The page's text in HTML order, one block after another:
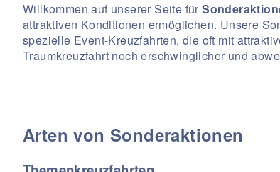
Willkommen auf unserer Seite für
attraktiven Konditionen ermöglichen. Unsere
spezielle Event-Kreuzfahrten, die oft mit
Traumkreuzfahrt noch erschwinglicher und
Arten von Sonderaktionen